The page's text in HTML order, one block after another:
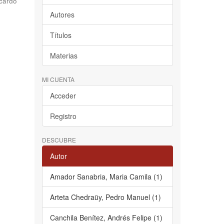
Autores
Títulos
Materias
MI CUENTA
Acceder
Registro
DESCUBRE
Autor
Amador Sanabria, Maria Camila (1)
Arteta Chedraüy, Pedro Manuel (1)
Canchila Benítez, Andrés Felipe (1)